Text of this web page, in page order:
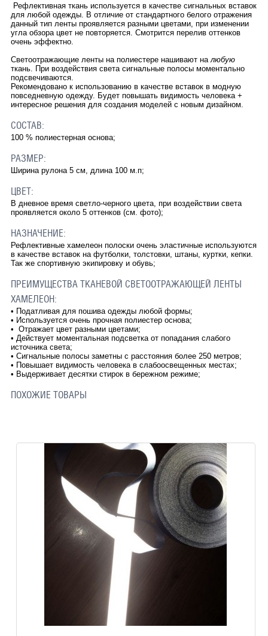
Рефлективная ткань используется в качестве сигнальных вставок
для любой одежды. В отличие от стандартного белого отражения
данный тип ленты проявляется разными цветами, при изменении
угла обзора цвет не повторяется. Смотрится перелив оттенков
очень эффектно.
Светоотражающие ленты на полиестере нашивают на любую
ткань. При воздействия света сигнальные полосы моментально
подсвечиваются.
Рекомендовано к использованию в качестве вставок в модную
повседневную одежду. Будет повышать видимость человека +
интересное решения для создания моделей с новым дизайном.
СОСТАВ:
100 % полиестерная основа;
РАЗМЕР:
Ширина рулона 5 см, длина 100 м.п;
ЦВЕТ:
В дневное время светло-черного цвета, при воздействии света
проявляется около 5 оттенков (см. фото);
НАЗНАЧЕНИЕ:
Рефлективные хамелеон полоски очень эластичные используются
в качестве вставок на футболки, толстовки, штаны, куртки, кепки.
Так же спортивную экипировку и обувь;
ПРЕИМУЩЕСТВА ТКАНЕВОЙ СВЕТООТРАЖАЮЩЕЙ ЛЕНТЫ
ХАМЕЛЕОН:
• Податливая для пошива одежды любой формы;
• Используется очень прочная полиестер основа;
• Отражает цвет разными цветами;
• Действует моментальная подсветка от попадания слабого
источника света;
• Сигнальные полосы заметны с расстояния более 250 метров;
• Повышает видимость человека в слабоосвещенных местах;
• Выдерживает десятки стирок в бережном режиме;
ПОХОЖИЕ ТОВАРЫ